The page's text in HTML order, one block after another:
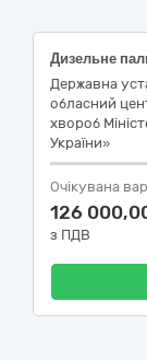
Дизельне
Державна
обласний
хвороб
України»
Очікувана
126
з ПДВ